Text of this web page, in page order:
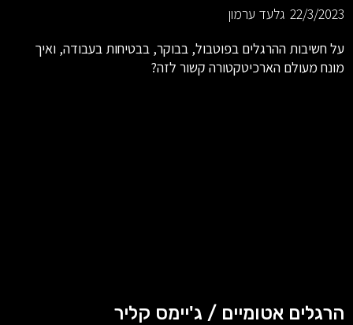
22/3/2023 גלעד ערמון
על חשיבות ההרגלים בפוטבול, בבוקר, בבטיחות בעבודה, ואיך
מונח מעולם הארכיטקטורה קשור לזה?
הרגלים אטומיים / ג'יימס קליר